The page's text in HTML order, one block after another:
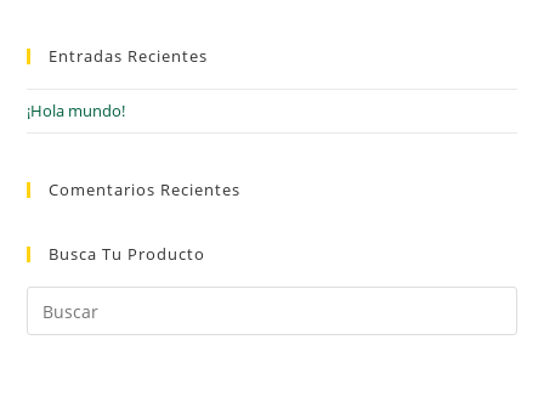
Entradas Recientes
¡Hola mundo!
Comentarios Recientes
Busca Tu Producto